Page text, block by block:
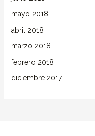
mayo 2018
abril 2018
marzo 2018
febrero 2018
diciembre 2017